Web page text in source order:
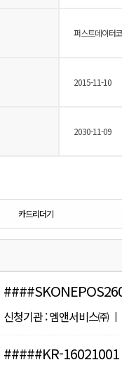
퍼스트데이터
2015-11-10
2030-11-09
카드리더기
신청기관 : 엠앤서비스㈜
#####KR-16021001